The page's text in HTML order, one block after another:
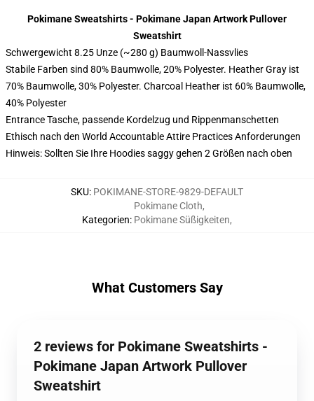
Pokimane Sweatshirts - Pokimane Japan Artwork Pullover
Sweatshirt
Schwergewicht 8.25 Unze (~280 g) Baumwoll-Nassvlies
Stabile Farben sind 80% Baumwolle, 20% Polyester. Heather Gray ist
70% Baumwolle, 30% Polyester. Charcoal Heather ist 60% Baumwolle,
40% Polyester
Entrance Tasche, passende Kordelzug und Rippenmanschetten
Ethisch nach den World Accountable Attire Practices Anforderungen
Hinweis: Sollten Sie Ihre Hoodies saggy gehen 2 Größen nach oben
SKU: POKIMANE-STORE-9829-DEFAULT
Kategorien:
Pokimane Cloth,
Pokimane Süßigkeiten,
What Customers Say
2 reviews for Pokimane Sweatshirts -
Pokimane Japan Artwork Pullover
Sweatshirt